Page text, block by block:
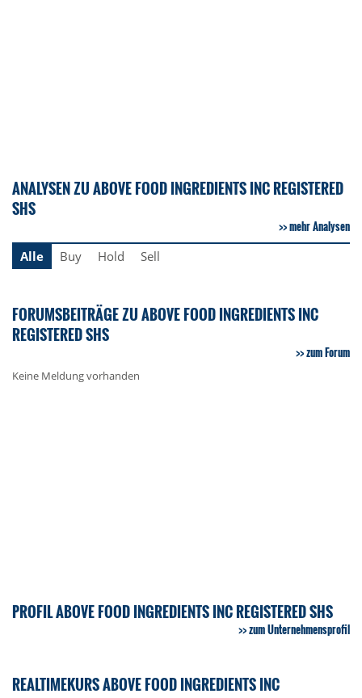
ANALYSEN ZU ABOVE FOOD INGREDIENTS INC REGISTERED
SHS
mehr Analysen
Alle
Buy Hold Sell
FORUMSBEITRÄGE ZU ABOVE FOOD INGREDIENTS INC
REGISTERED SHS
zum Forum
Keine Meldung vorhanden
PROFIL ABOVE FOOD INGREDIENTS INC REGISTERED SHS
zum Unternehmensprofil
REALTIMEKURS ABOVE FOOD INGREDIENTS INC